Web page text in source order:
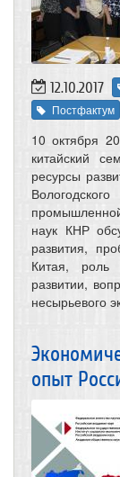
12.10.2017
Постфактум
10 октября
китайский
ресурсы
наук КНР
развития,
Китая, роль
развитии,
несырьевого
опыт